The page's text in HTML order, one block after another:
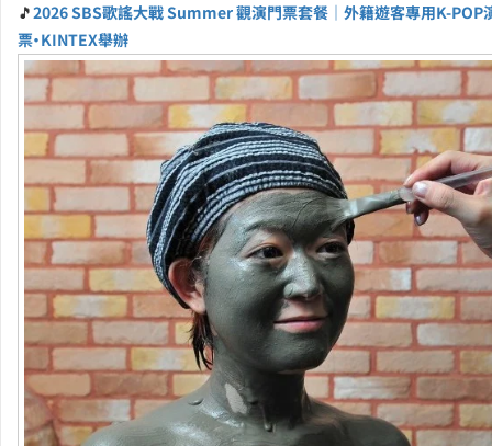
🎵2026 SBS歌謠大戰 Summer 觀演門票套餐｜外籍遊客專用K-POP
票・KINTEX舉辦